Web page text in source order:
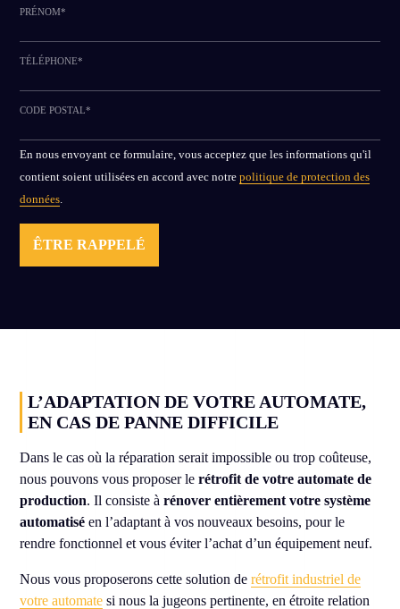
PRÉNOM*
TÉLÉPHONE*
CODE POSTAL*
En nous envoyant ce formulaire, vous acceptez que les informations qu'il
contient soient utilisées en accord avec notrepolitique de protection des
données.
ALTERNATIVE:
L’ADAPTATION DE VOTRE AUTOMATE,
EN CAS DE PANNE DIFFICILE
Dans le cas où la réparation serait impossible ou trop coûteuse,
nous pouvons vous proposer lerétrofit de votre automate de
production. Il consiste àrénover entièrement votre système
automatisé en l’adaptant à vos nouveaux besoins, pour le
rendre fonctionnel et vous éviter l’achat d’un équipement neuf.
Nous vous proposerons cette solution derétrofit industriel de
votre automate si nous la jugeons pertinente, en étroite relation